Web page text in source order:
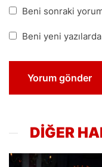
Beni sonraki
Beni yeni
DİĞER